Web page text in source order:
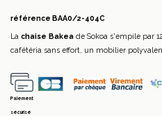
référence BAA0/2-404C
La chaise Bakea de Sokoa s'empile par
cafétéria sans effort, un mobilier
Paiement
sécurisé